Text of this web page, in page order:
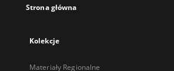
Strona główna
Kolekcje
Materiały Regionalne